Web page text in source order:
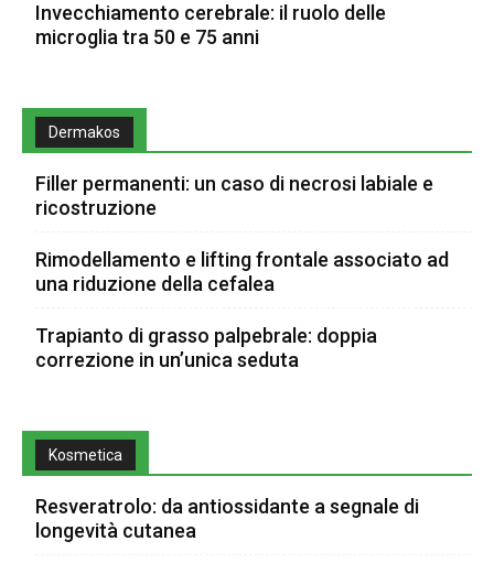
Invecchiamento cerebrale: il ruolo delle
microglia tra 50 e 75 anni
Dermakos
Filler permanenti: un caso di necrosi labiale e
ricostruzione
Rimodellamento e lifting frontale associato ad
una riduzione della cefalea
Trapianto di grasso palpebrale: doppia
correzione in un’unica seduta
Kosmetica
Resveratrolo: da antiossidante a segnale di
longevità cutanea